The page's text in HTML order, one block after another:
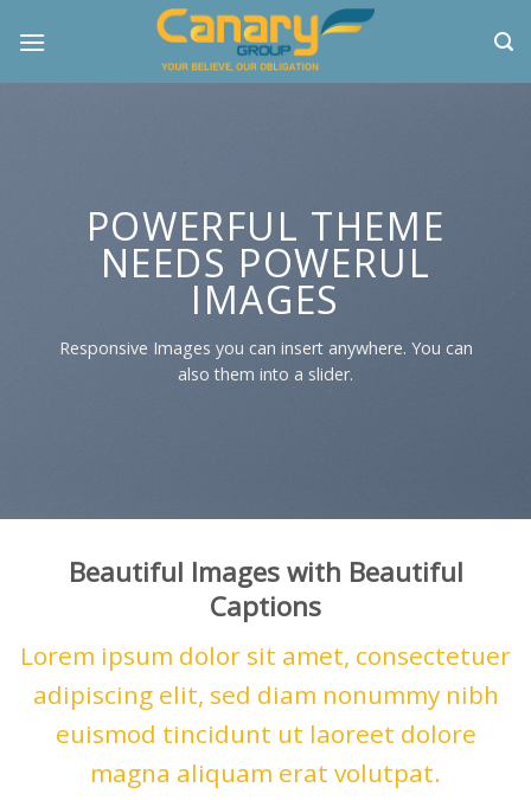
POWERFUL THEME
NEEDS POWERUL
IMAGES
Responsive Images you can insert anywhere. You can
also them into a slider.
Beautiful Images with Beautiful
Captions
Lorem ipsum dolor sit amet, consectetuer
adipiscing elit, sed diam nonummy nibh
euismod tincidunt ut laoreet dolore
magna aliquam erat volutpat.